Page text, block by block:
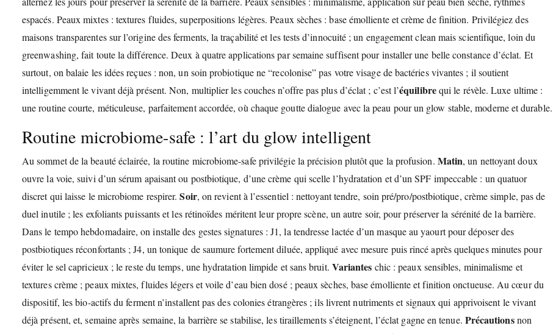
espacés. Peaux mixtes : textures fluides, superpositions légères. Peaux sèches : base émolliente et crème de finition. Privilégiez des
maisons transparentes sur l’origine des ferments, la traçabilité et les tests d’innocuité ; un engagement clean mais scientifique, loin du
greenwashing, fait toute la différence. Deux à quatre applications par semaine suffisent pour installer une belle constance d’éclat. Et
surtout, on balaie les idées reçues : non, un soin probiotique ne “recolonise” pas votre visage de bactéries vivantes ; il soutient
intelligemment le vivant déjà présent. Non, multiplier les couches n’offre pas plus d’éclat ; c’est l’équilibrequi le révèle. Luxe ultime :
une routine courte, méticuleuse, parfaitement accordée, où chaque goutte dialogue avec la peau pour un glow stable, moderne et durable.
Routine microbiome-safe : l’art du glow intelligent
Au sommet de la beauté éclairée, la routine microbiome-safe privilégie la précision plutôt que la profusion. Matin, un nettoyant doux
ouvre la voie, suivi d’un sérum apaisant ou postbiotique, d’une crème qui scelle l’hydratation et d’un SPF impeccable : un quatuor
discret qui laisse le microbiome respirer.Soir, on revient à l’essentiel : nettoyant tendre, soin pré/pro/postbiotique, crème simple, pas de
duel inutile ; les exfoliants puissants et les rétinoïdes méritent leur propre scène, un autre soir, pour préserver la sérénité de la barrière.
Dans le tempo hebdomadaire, on installe des gestes signatures : J1, la tendresse lactée d’un masque au yaourt pour déposer des
postbiotiques réconfortants ; J4, un tonique de saumure fortement diluée, appliqué avec mesure puis rincé après quelques minutes pour
éviter le sel capricieux ; le reste du temps, une hydratation limpide et sans bruit. Variantes chic : peaux sensibles, minimalisme et
textures crème ; peaux mixtes, fluides légers et voile d’eau bien dosé ; peaux sèches, base émolliente et finition onctueuse. Au cœur du
dispositif, les bio-actifs du ferment n’installent pas des colonies étrangères ; ils livrent nutriments et signaux qui apprivoisent le vivant
déjà présent, et, semaine après semaine, la barrière se stabilise, les tiraillements s’éteignent, l’éclat gagne en tenue. Précautionsnon